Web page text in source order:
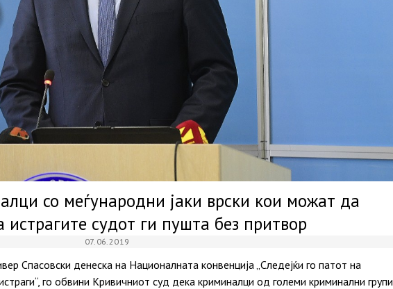
со меѓународни јаки врски кои можат да
истрагите судот ги пушта без притвор
07.06.2019
Спасовски денеска на Националната конвенција „Следејќи го патот на
го обвини Кривичниот суд дека криминалци од големи криминални групи